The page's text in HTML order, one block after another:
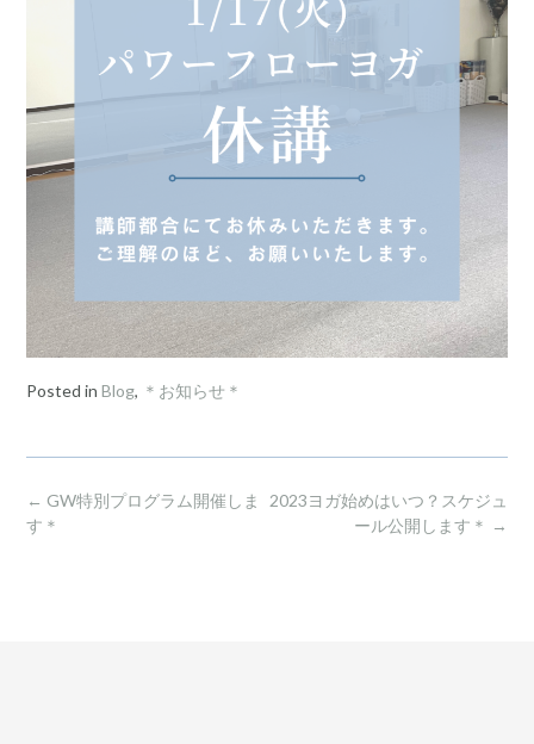
Posted in Blog, ＊お知らせ＊
Post
navigation
2023ヨガ始めはいつ？スケジュ
ール公開します＊ →
← GW特別プログラム開催しま
す＊